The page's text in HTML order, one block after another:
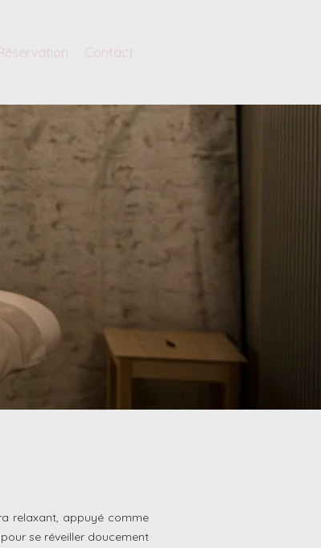
Contact
relaxant, appuyé comme
se réveiller doucement